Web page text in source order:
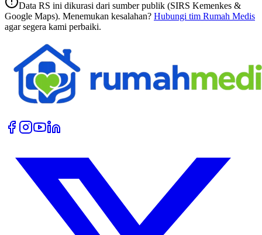
Data RS ini dikurasi dari sumber publik (SIRS Kemenkes &
Google Maps). Menemukan kesalahan? Hubungi tim Rumah Medis
agar segera kami perbaiki.